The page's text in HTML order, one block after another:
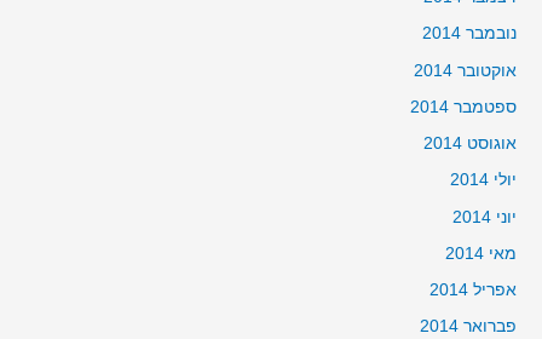
נובמבר 2014
אוקטובר 2014
ספטמבר 2014
אוגוסט 2014
יולי 2014
יוני 2014
מאי 2014
אפריל 2014
פברואר 2014